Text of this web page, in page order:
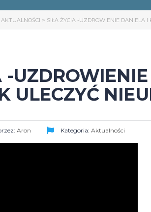
AKTUALNOŚCI > SIŁA ŻYCIA -UZDROWIENIE DANIELA
-
ULECZYĆ
Aron Kategoria: Aktualności